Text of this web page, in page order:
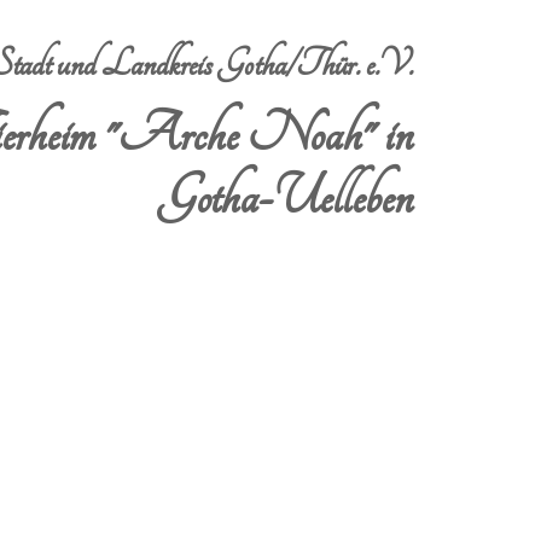
und Landkreis Gotha/Thür. e.V.
"Arche Noah" in
Gotha-Uelleben